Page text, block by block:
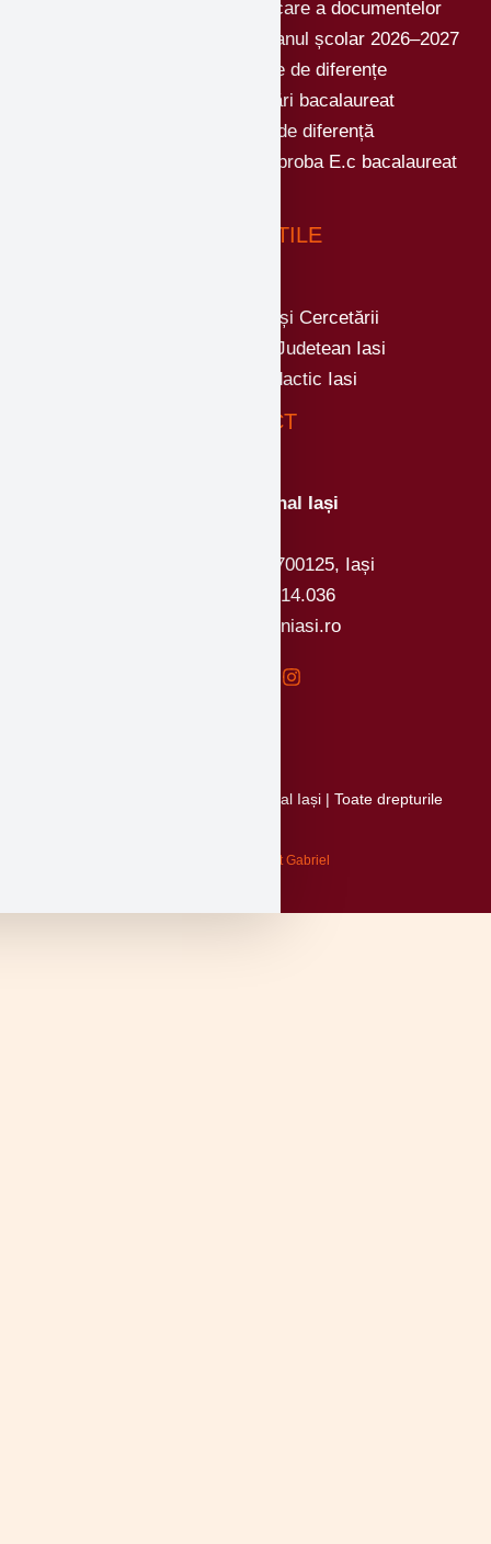
Program de înscriere și ridicare a documentelor
școlare pentru clasa a IX-a – anul școlar 2026–2027
Testări și examene de de diferențe
Contestații și vizualizări bacalaureat
Testări și examene de diferență
IMPORTANT modificare data proba E.c bacalaureat
LINKURI UTILE
Ministerul Educatiei și Cercetării
Inspectoratul Scolar Judetean Iasi
Casa Corpului Didactic Iasi
CONTACT
Colegiul Național Iași
Strada Arcu 4, cod 700125, Iași
Telefon: 0232.214.036
Email: office@cniasi.ro
Copyright © 2026 Colegiul Național Iași | Toate drepturile
Creat de Alexa Ionut Gabriel